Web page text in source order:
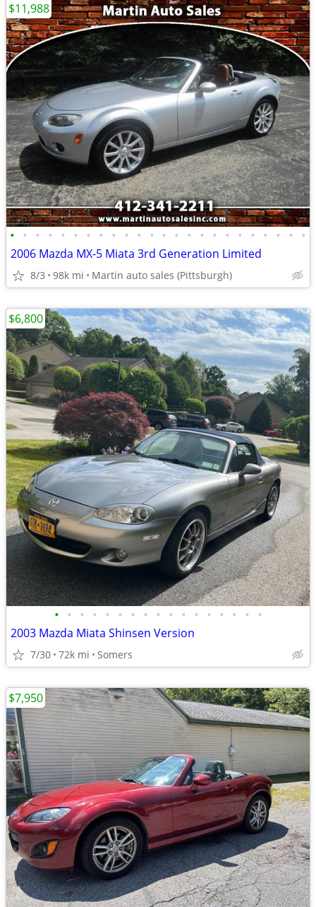
• • • • • • • • • • • • • • • • • • • • • • • •
2006 Mazda MX-5 Miata 3rd Generation Limited
8/3 98k mi Martin auto sales (Pittsburgh)
$11,988
• • • • • • • • • • • • • • • • •
2003 Mazda Miata Shinsen Version
7/30 72k mi Somers
$6,800
$7,950